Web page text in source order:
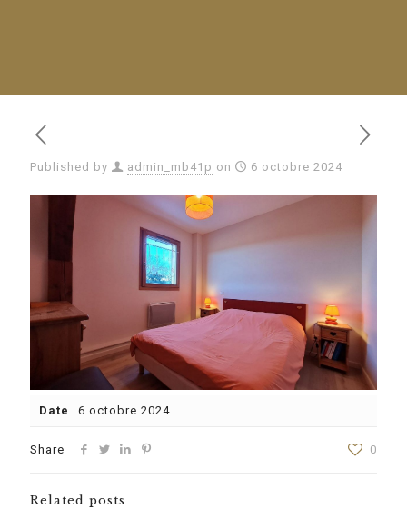
Published by admin_mb41p on 6 octobre 2024
Date 6 octobre 2024
Share 0
Related posts